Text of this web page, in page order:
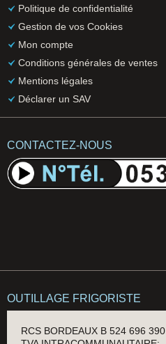
Politique de confidentialité
Gestion de vos Cookies
Mon compte
Conditions générales de ventes
Mentions légales
Déclarer un SAV
CONTACTEZ-NOUS
OUTILLAGE FRIGORISTE
RCS BORDEAUX B 524 696 390